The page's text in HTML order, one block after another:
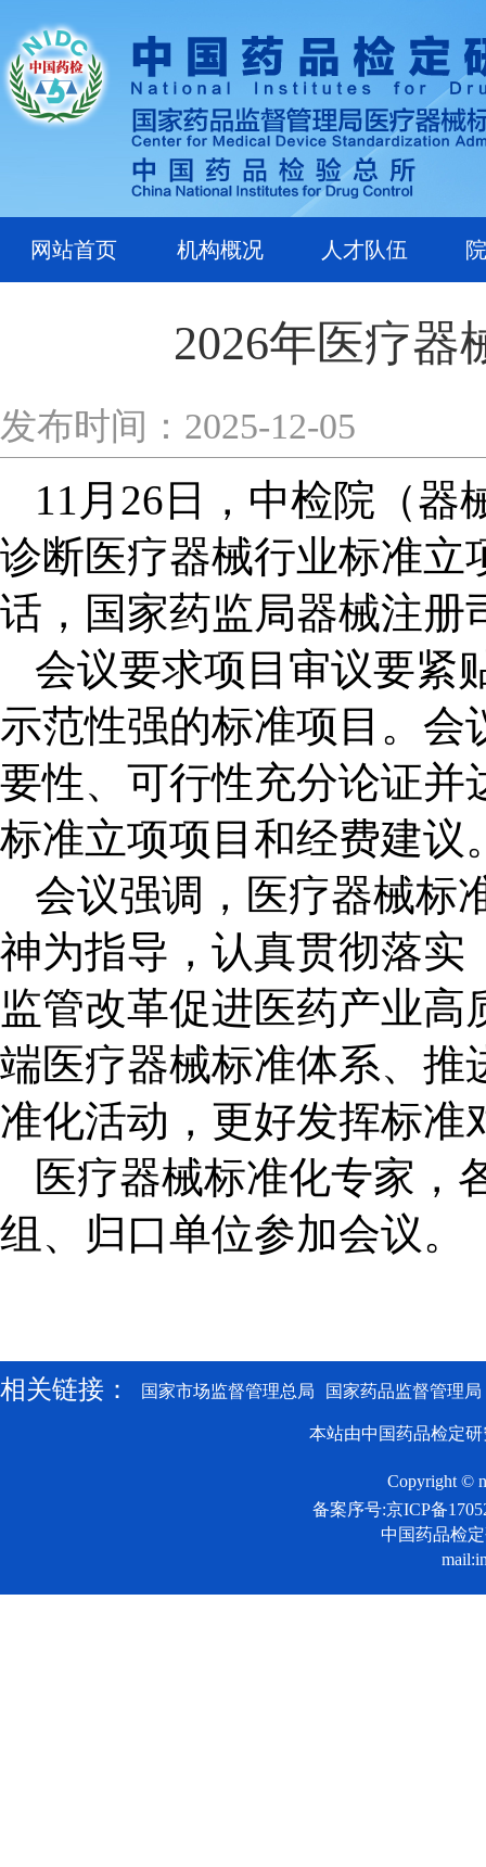
网站首页 机构概况 人才队伍
2026年医疗器
发布时间：2025-12-05
11 月26 日，中检院（器
诊断医疗器械行业标准立
话，国家药监局器械注册
会议要求项目审议要紧
示范性强的标准项目。会
要性、可行性充分论证并
标准立项项目和经费建议
会议强调，医疗器械标
神为指导，认真贯彻落实
监管改革促进医药产业
端医疗器械标准体系、推
准化活动，更好发挥标准
医疗器械标准化专家，
组、归口单位参加会议。
相关链接： 国家市场监督管理总局 国家药品监督管理局
本站由中国药品检定
Copyright ©
备案序号:京ICP备
中国药品检